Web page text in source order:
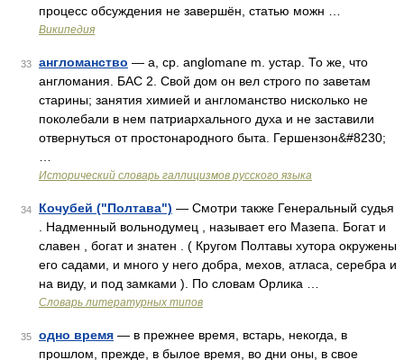
процесс обсуждения не завершён, статью можн …
Википедия
33 англоманство — а, ср. anglomane m. устар. То же, что
англомания. БАС 2. Свой дом он вел строго по заветам
старины; занятия химией и англоманство нисколько не
поколебали в нем патриархального духа и не заставили
отвернуться от простонародного быта. Гершензон&#8230;
Исторический словарь галлицизмов русского языка
34 Кочубей ("Полтава") — Смотри также Генеральный судья
. Надменный вольнодумец , называет его Мазепа. Богат и
славен , богат и знатен . ( Кругом Полтавы хутора окружены
его садами, и много у него добра, мехов, атласа, серебра и
на виду, и под замками ). По словам Орлика …
Словарь литературных типов
35 одно время — в прежнее время, встарь, некогда, в
прошлом, прежде, в былое время, во дни оны, в свое